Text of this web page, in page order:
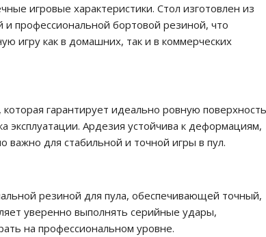
игровые характеристики. Стол изготовлен из
профессиональной бортовой резиной, что
игру как в домашних, так и в коммерческих
гарантирует идеально ровную поверхность
эксплуатации. Ардезия устойчива к деформациям,
важно для стабильной и точной игры в пул.
резиной для пула, обеспечивающей точный,
уверенно выполнять серийные удары,
на профессиональном уровне.